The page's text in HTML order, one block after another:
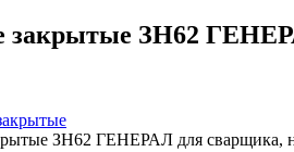
ЗН62
ЗН62 ГЕНЕРАЛ для сварщика,